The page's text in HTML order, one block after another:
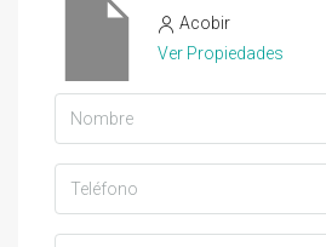
Acobir
Ver Propiedades